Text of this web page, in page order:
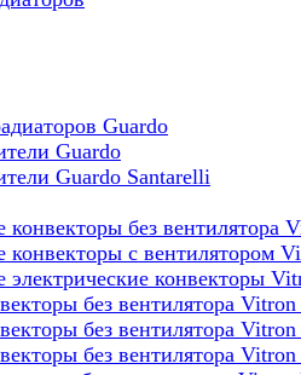
Guardo
Guardo
Guardo Santarelli
конвекторы без вентилятора
конвекторы с вентилятором
электрические конвекторы
без вентилятора
без вентилятора
без вентилятора